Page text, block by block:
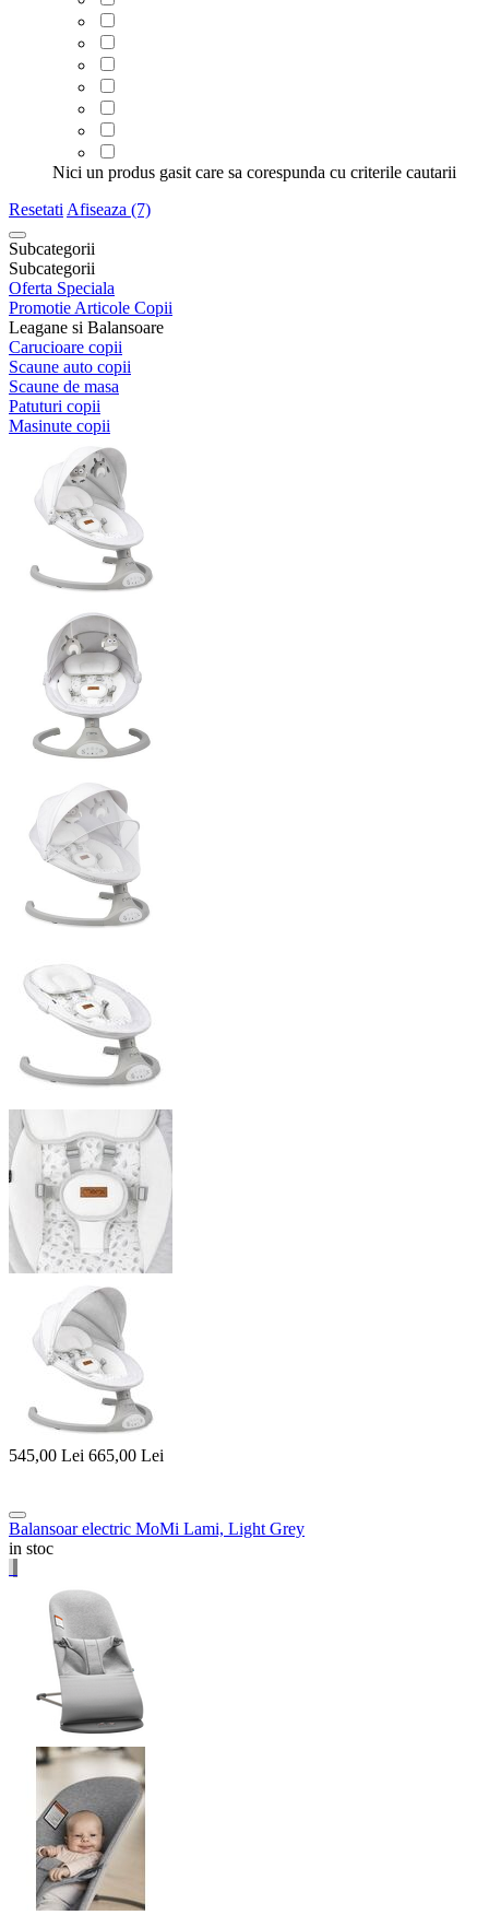
Nici un produs gasit care sa corespunda cu criterile cautarii
Resetati Afiseaza (7)
Subcategorii
Subcategorii
Oferta Speciala
Promotie Articole Copii
Leagane si Balansoare
Carucioare copii
Scaune auto copii
Scaune de masa
Patuturi copii
Masinute copii
545,00 Lei 665,00 Lei
Balansoar electric MoMi Lami, Light Grey
in stoc